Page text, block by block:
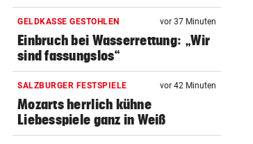
GELDKASSE GESTOHLEN vor 37 Minuten
Einbruch bei Wasserrettung: „Wir
sind fassungslos“
SALZBURGER FESTSPIELE vor 42 Minuten
Mozarts herrlich kühne
Liebesspiele ganz in Weiß